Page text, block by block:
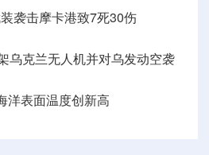
袭击摩卡港致7死30伤
乌克兰无人机并对乌发动空袭
洋表面温度创新高